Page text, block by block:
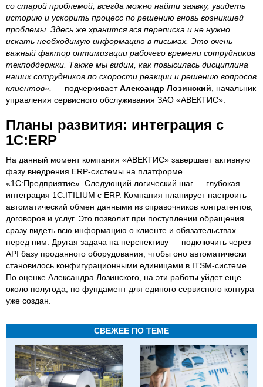
со старой проблемой, всегда можно найти заявку, увидеть
историю и ускорить процесс по решению вновь возникшей
проблемы. Здесь же хранится вся переписка и не нужно
искать необходимую информацию в письмах. Это очень
важный фактор оптимизации рабочего времени сотрудников
техподдержки. Также мы видим, как повысилась дисциплина
наших сотрудников по скорости реакции и решению вопросов
клиентов», — подчеркиваетАлександр Лозинский , начальник
управления сервисного обслуживания ЗАО «АВЕКТИС».
Планы развития: интеграция с
1С:ERP
На данный момент компания «АВЕКТИС» завершает активную
фазу внедрения ERP-системы на платформе
«1С:Предприятие». Следующий логический шаг — глубокая
интеграция 1С:ITILIUM с ERP. Компания планирует настроить
автоматический обмен данными из справочников контрагентов,
договоров и услуг. Это позволит при поступлении обращения
сразу видеть всю информацию о клиенте и обязательствах
перед ним. Другая задача на перспективу — подключить через
API базу проданного оборудования, чтобы оно автоматически
становилось конфигурационными единицами в ITSM-системе.
По оценке Александра Лозинского, на эти работы уйдет еще
около полугода, но фундамент для единого сервисного контура
уже создан.
СВЕЖЕЕ ПО ТЕМЕ